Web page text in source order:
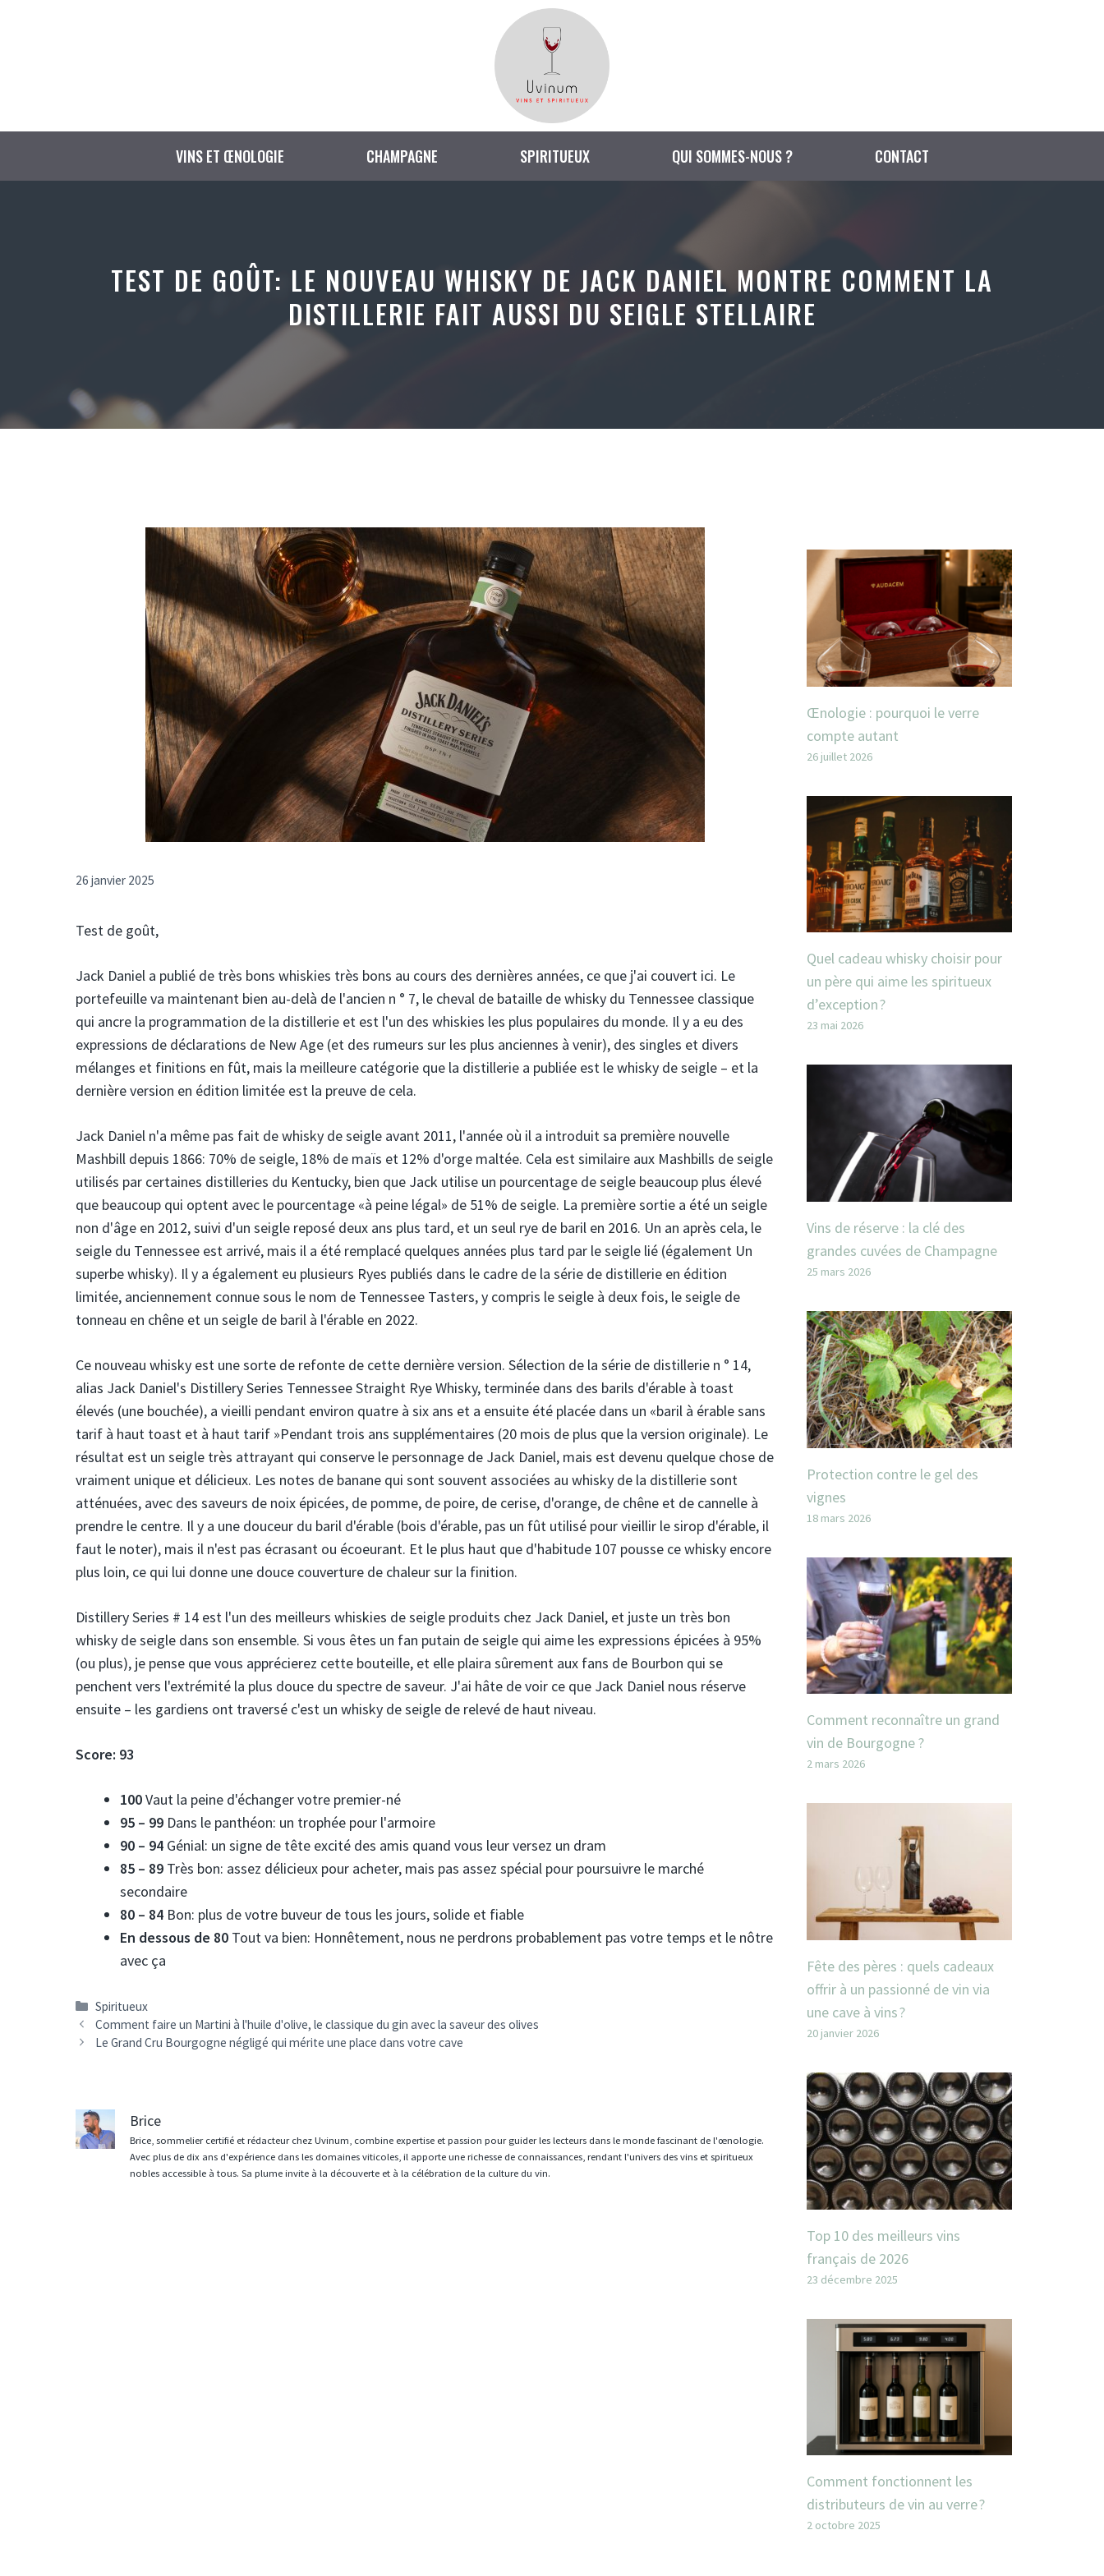
VINS ET ŒNOLOGIE CHAMPAGNE SPIRITUEUX QUI SOMMES-NOUS ? CONTACT
TEST DE GOÛT: LE NOUVEAU WHISKY DE JACK DANIEL MONTRE COMMENT LA
DISTILLERIE FAIT AUSSI DU SEIGLE STELLAIRE
26 janvier 2025
Test de goût,
Jack Daniel a publié de très bons whiskies très bons au cours des dernières années, ce que j'ai couvert ici. Le
portefeuille va maintenant bien au-delà de l'ancien n ° 7, le cheval de bataille de whisky du Tennessee classique
qui ancre la programmation de la distillerie et est l'un des whiskies les plus populaires du monde. Il y a eu des
expressions de déclarations de New Age (et des rumeurs sur les plus anciennes à venir), des singles et divers
mélanges et finitions en fût, mais la meilleure catégorie que la distillerie a publiée est le whisky de seigle – et la
dernière version en édition limitée est la preuve de cela.
Jack Daniel n'a même pas fait de whisky de seigle avant 2011, l'année où il a introduit sa première nouvelle
Mashbill depuis 1866: 70% de seigle, 18% de maïs et 12% d'orge maltée. Cela est similaire aux Mashbills de seigle
utilisés par certaines distilleries du Kentucky, bien que Jack utilise un pourcentage de seigle beaucoup plus élevé
que beaucoup qui optent avec le pourcentage «à peine légal» de 51% de seigle. La première sortie a été un seigle
non d'âge en 2012, suivi d'un seigle reposé deux ans plus tard, et un seul rye de baril en 2016. Un an après cela, le
seigle du Tennessee est arrivé, mais il a été remplacé quelques années plus tard par le seigle lié (également Un
superbe whisky). Il y a également eu plusieurs Ryes publiés dans le cadre de la série de distillerie en édition
limitée, anciennement connue sous le nom de Tennessee Tasters, y compris le seigle à deux fois, le seigle de
tonneau en chêne et un seigle de baril à l'érable en 2022.
Ce nouveau whisky est une sorte de refonte de cette dernière version. Sélection de la série de distillerie n ° 14,
alias Jack Daniel's Distillery Series Tennessee Straight Rye Whisky, terminée dans des barils d'érable à toast
élevés (une bouchée), a vieilli pendant environ quatre à six ans et a ensuite été placée dans un «baril à érable sans
tarif à haut toast et à haut tarif »Pendant trois ans supplémentaires (20 mois de plus que la version originale). Le
résultat est un seigle très attrayant qui conserve le personnage de Jack Daniel, mais est devenu quelque chose de
vraiment unique et délicieux. Les notes de banane qui sont souvent associées au whisky de la distillerie sont
atténuées, avec des saveurs de noix épicées, de pomme, de poire, de cerise, d'orange, de chêne et de cannelle à
prendre le centre. Il y a une douceur du baril d'érable (bois d'érable, pas un fût utilisé pour vieillir le sirop d'érable, il
faut le noter), mais il n'est pas écrasant ou écoeurant. Et le plus haut que d'habitude 107 pousse ce whisky encore
plus loin, ce qui lui donne une douce couverture de chaleur sur la finition.
Distillery Series # 14 est l'un des meilleurs whiskies de seigle produits chez Jack Daniel, et juste un très bon
whisky de seigle dans son ensemble. Si vous êtes un fan putain de seigle qui aime les expressions épicées à 95%
(ou plus), je pense que vous apprécierez cette bouteille, et elle plaira sûrement aux fans de Bourbon qui se
penchent vers l'extrémité la plus douce du spectre de saveur. J'ai hâte de voir ce que Jack Daniel nous réserve
ensuite – les gardiens ont traversé c'est un whisky de seigle de relevé de haut niveau.
Score: 93
100Vaut la peine d'échanger votre premier-né
95 – 99 Dans le panthéon: un trophée pour l'armoire
90 – 94 Génial: un signe de tête excité des amis quand vous leur versez un dram
85 – 89 Très bon: assez délicieux pour acheter, mais pas assez spécial pour poursuivre le marché
secondaire
80 – 84 Bon: plus de votre buveur de tous les jours, solide et fiable
En dessous de 80 Tout va bien: Honnêtement, nous ne perdrons probablement pas votre temps et le nôtre
avec ça
Catégories
Spiritueux
Navigation
des
Comment faire un Martini à l'huile d'olive, le classique du gin avec la saveur des olives
Le Grand Cru Bourgogne négligé qui mérite une place dans votre cave
Brice
Brice, sommelier certifié et rédacteur chez Uvinum, combine expertise et passion pour guider les lecteurs dans le monde fascinant de l'œnologie.
Avec plus de dix ans d'expérience dans les domaines viticoles, il apporte une richesse de connaissances, rendant l'univers des vins et spiritueux
nobles accessible à tous. Sa plume invite à la découverte et à la célébration de la culture du vin.
Œnologie : pourquoi le verre
compte autant
26 juillet 2026
Quel cadeau whisky choisir pour
un père qui aime les spiritueux
d’exception ?
23 mai 2026
Vins de réserve : la clé des
grandes cuvées de Champagne
25 mars 2026
Protection contre le gel des
vignes
18 mars 2026
Comment reconnaître un grand
vin de Bourgogne ?
2 mars 2026
Fête des pères : quels cadeaux
offrir à un passionné de vin via
une cave à vins ?
20 janvier 2026
Top 10 des meilleurs vins
français de 2026
23 décembre 2025
Comment fonctionnent les
distributeurs de vin au verre ?
2 octobre 2025